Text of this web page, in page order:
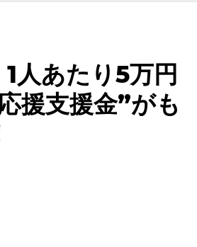
1人あたり5万円
援支援金”がも